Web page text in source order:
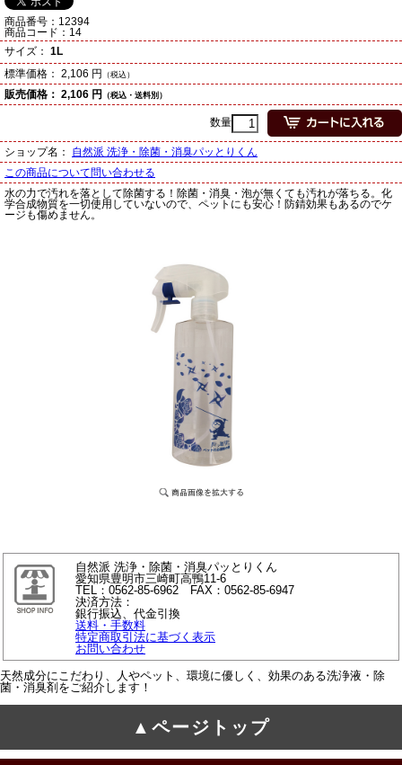
商品番号： 12394
商品コード： 14
サイズ： 1L
標準価格： 2,106 円 （税込）
販売価格： 2,106 円 （税込・送料別）
数量
ショップ名： 自然派 洗浄・除菌・消臭パッとりくん
この商品について問い合わせる
水の力で汚れを落として除菌する！除菌・消臭・泡が無くても汚れが落ちる。化
学合成物質を一切使用していないので、ペットにも安心！防錆効果もあるのでケ
ージも傷めません。
自然派 洗浄・除菌・消臭パッとりくん
愛知県豊明市三崎町高鴨11-6
TEL：0562-85-6962 FAX：0562-85-6947
決済方法：
銀行振込、代金引換
送料・手数料
特定商取引法に基づく表示
お問い合わせ
天然成分にこだわり、人やペット、環境に優しく、効果のある洗浄液・除
菌・消臭剤をご紹介します！
▲ページトップ